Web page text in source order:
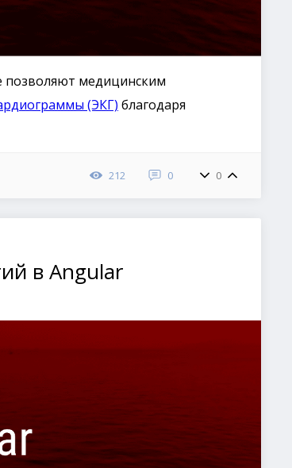
позволяют медицинским
(ЭКГ) благодаря
212 0 0
в Angular